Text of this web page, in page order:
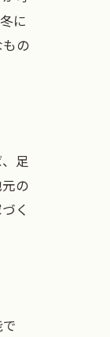
に
の
足
の
く